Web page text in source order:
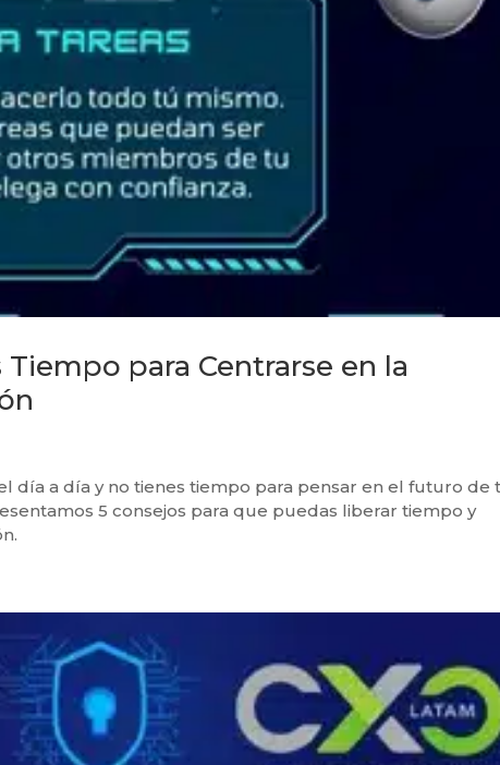
para Centrarse en la
día a día y no tienes tiempo para pensar en el futuro de
5 consejos para que puedas liberar tiempo y